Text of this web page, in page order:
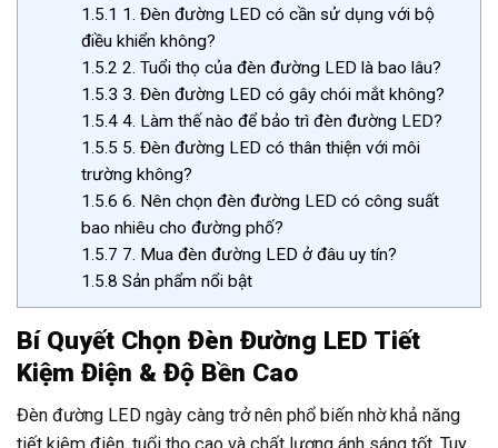
1.5.1 1. Đèn đường LED có cần sử dụng với bộ
điều khiển không?
1.5.2 2. Tuổi thọ của đèn đường LED là bao lâu?
1.5.3 3. Đèn đường LED có gây chói mắt không?
1.5.44. Làm thế nào để bảo trì đèn đường LED?
1.5.5 5. Đèn đường LED có thân thiện với môi
trường không?
1.5.6 6. Nên chọn đèn đường LED có công suất
bao nhiêu cho đường phố?
1.5.7 7. Mua đèn đường LED ở đâu uy tín?
1.5.8 Sản phẩm nổi bật
Bí Quyết Chọn Đèn Đường LED Tiết
Kiệm Điện & Độ Bền Cao
Đèn đường LED ngày càng trở nên phổ biến nhờ khả năng